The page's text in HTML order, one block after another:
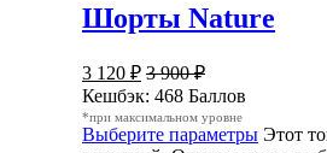
Шорты Nature
3 120 ₽ 3 900₽
Кешбэк: 468 Баллов
*при максимальном уровне
Выберите параметры Этот